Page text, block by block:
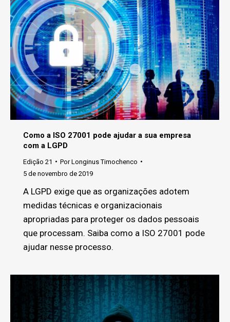
Como a ISO 27001 pode ajudar a sua empresa
com a LGPD
Edição 21 PorLonginus Timochenco
5 de novembro de 2019
A LGPD exige que as organizações adotem
medidas técnicas e organizacionais
apropriadas para proteger os dados pessoais
que processam. Saiba como a ISO 27001 pode
ajudar nesse processo.